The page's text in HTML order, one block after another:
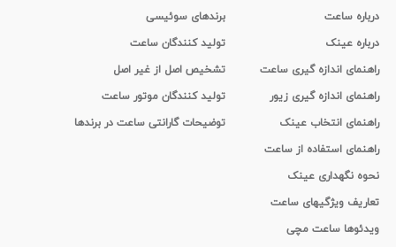
درباره ساعت
درباره عینک
راهنمای اندازه گیری ساعت
راهنمای اندازه گیری زیور
راهنمای انتخاب عینک
راهنمای استفاده از ساعت
نحوه نگهداری عینک
تعاریف ویژگیهای ساعت
ویدئوها ساعت مچی
برندهای سوئیسی
تولید کنندگان ساعت
تشخیص اصل از غیر اصل
تولید کنندگان موتور ساعت
توضیحات گارانتی ساعت در برندها